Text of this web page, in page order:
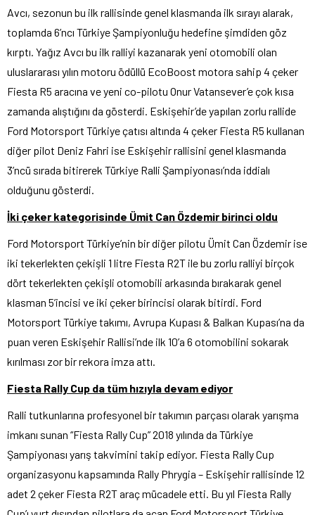
Avcı, sezonun bu ilk rallisinde genel klasmanda ilk sırayı alarak,
toplamda 6’ncı Türkiye Şampiyonluğu hedefine şimdiden göz
kırptı. Yağız Avcı bu ilk ralliyi kazanarak yeni otomobili olan
uluslararası yılın motoru ödüllü EcoBoost motora sahip 4 çeker
Fiesta R5 aracına ve yeni co-pilotu Onur Vatansever’e çok kısa
zamanda alıştığını da gösterdi. Eskişehir’de yapılan zorlu rallide
Ford Motorsport Türkiye çatısı altında 4 çeker Fiesta R5 kullanan
diğer pilot Deniz Fahri ise Eskişehir rallisini genel klasmanda
3’ncü sırada bitirerek Türkiye Ralli Şampiyonası’nda iddialı
olduğunu gösterdi.
İki çeker kategorisinde Ümit Can Özdemir birinci oldu
Ford Motorsport Türkiye’nin bir diğer pilotu Ümit Can Özdemir ise
iki tekerlekten çekişli 1 litre Fiesta R2T ile bu zorlu ralliyi birçok
dört tekerlekten çekişli otomobili arkasında bırakarak genel
klasman 5’incisi ve iki çeker birincisi olarak bitirdi. Ford
Motorsport Türkiye takımı, Avrupa Kupası & Balkan Kupası’na da
puan veren Eskişehir Rallisi’nde ilk 10’a 6 otomobilini sokarak
kırılması zor bir rekora imza attı.
Fiesta Rally Cup da tüm hızıyla devam ediyor
Ralli tutkunlarına profesyonel bir takımın parçası olarak yarışma
imkanı sunan “Fiesta Rally Cup” 2018 yılında da Türkiye
Şampiyonası yarış takvimini takip ediyor. Fiesta Rally Cup
organizasyonu kapsamında Rally Phrygia – Eskişehir rallisinde 12
adet 2 çeker Fiesta R2T araç mücadele etti. Bu yıl Fiesta Rally